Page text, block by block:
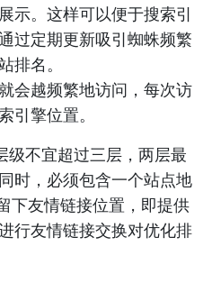
示。这样可以便于搜索引
过定期更新吸引蜘蛛频繁
排名。
会越频繁地访问，每次访
引擎位置。
级不宜超过三层，两层最
时，必须包含一个站点地
下友情链接位置，即提供
行友情链接交换对优化排